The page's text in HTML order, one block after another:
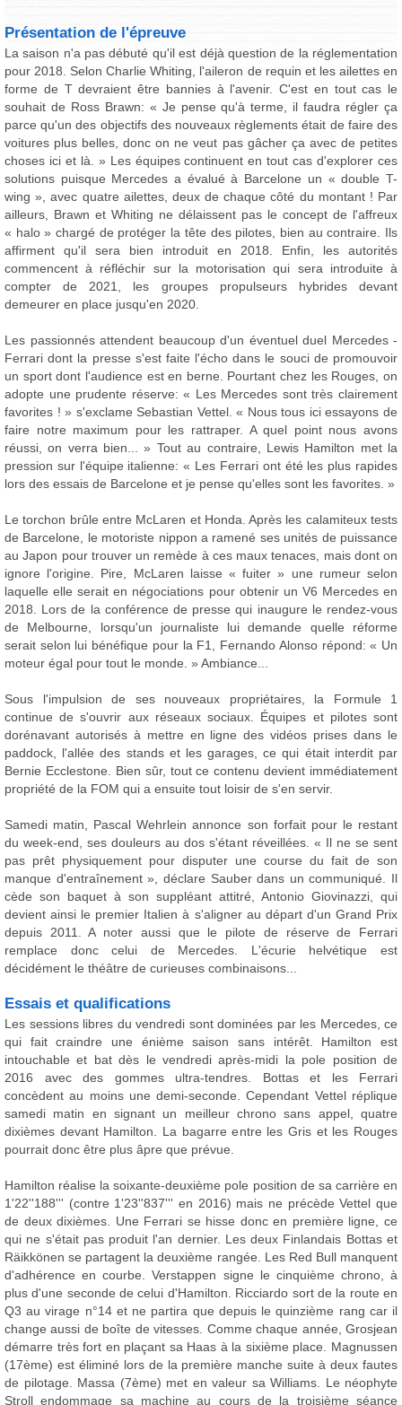
Présentation de l'épreuve
La saison n'a pas débuté qu'il est déjà question de la réglementation
pour 2018. Selon Charlie Whiting, l'aileron de requin et les ailettes en
forme de T devraient être bannies à l'avenir. C'est en tout cas le
souhait de Ross Brawn: « Je pense qu'à terme, il faudra régler ça
parce qu'un des objectifs des nouveaux règlements était de faire des
voitures plus belles, donc on ne veut pas gâcher ça avec de petites
choses ici et là. » Les équipes continuent en tout cas d'explorer ces
solutions puisque Mercedes a évalué à Barcelone un « double T-
wing », avec quatre ailettes, deux de chaque côté du montant ! Par
ailleurs, Brawn et Whiting ne délaissent pas le concept de l'affreux
« halo » chargé de protéger la tête des pilotes, bien au contraire. Ils
affirment qu'il sera bien introduit en 2018. Enfin, les autorités
commencent à réfléchir sur la motorisation qui sera introduite à
compter de 2021, les groupes propulseurs hybrides devant
demeurer en place jusqu'en 2020.
Les passionnés attendent beaucoup d'un éventuel duel Mercedes -
Ferrari dont la presse s'est faite l'écho dans le souci de promouvoir
un sport dont l'audience est en berne. Pourtant chez les Rouges, on
adopte une prudente réserve: « Les Mercedes sont très clairement
favorites ! » s'exclame Sebastian Vettel. « Nous tous ici essayons de
faire notre maximum pour les rattraper. A quel point nous avons
réussi, on verra bien... » Tout au contraire, Lewis Hamilton met la
pression sur l'équipe italienne: « Les Ferrari ont été les plus rapides
lors des essais de Barcelone et je pense qu'elles sont les favorites. »
Le torchon brûle entre McLaren et Honda. Après les calamiteux tests
de Barcelone, le motoriste nippon a ramené ses unités de puissance
au Japon pour trouver un remède à ces maux tenaces, mais dont on
ignore l'origine. Pire, McLaren laisse « fuiter » une rumeur selon
laquelle elle serait en négociations pour obtenir un V6 Mercedes en
2018. Lors de la conférence de presse qui inaugure le rendez-vous
de Melbourne, lorsqu'un journaliste lui demande quelle réforme
serait selon lui bénéfique pour la F1, Fernando Alonso répond: « Un
moteur égal pour tout le monde. » Ambiance...
Sous l'impulsion de ses nouveaux propriétaires, la Formule 1
continue de s'ouvrir aux réseaux sociaux. Équipes et pilotes sont
dorénavant autorisés à mettre en ligne des vidéos prises dans le
paddock, l'allée des stands et les garages, ce qui était interdit par
Bernie Ecclestone. Bien sûr, tout ce contenu devient immédiatement
propriété de la FOM qui a ensuite tout loisir de s'en servir.
Samedi matin, Pascal Wehrlein annonce son forfait pour le restant
du week-end, ses douleurs au dos s'étant réveillées. « Il ne se sent
pas prêt physiquement pour disputer une course du fait de son
manque d'entraînement », déclare Sauber dans un communiqué. Il
cède son baquet à son suppléant attitré, Antonio Giovinazzi, qui
devient ainsi le premier Italien à s'aligner au départ d'un Grand Prix
depuis 2011. A noter aussi que le pilote de réserve de Ferrari
remplace donc celui de Mercedes. L'écurie helvétique est
décidément le théâtre de curieuses combinaisons...
Essais et qualifications
Les sessions libres du vendredi sont dominées par les Mercedes, ce
qui fait craindre une énième saison sans intérêt. Hamilton est
intouchable et bat dès le vendredi après-midi la pole position de
2016 avec des gommes ultra-tendres. Bottas et les Ferrari
concèdent au moins une demi-seconde. Cependant Vettel réplique
samedi matin en signant un meilleur chrono sans appel, quatre
dixièmes devant Hamilton. La bagarre entre les Gris et les Rouges
pourrait donc être plus âpre que prévue.
Hamilton réalise la soixante-deuxième pole position de sa carrière en
1'22''188''' (contre 1'23''837''' en 2016) mais ne précède Vettel que
de deux dixièmes. Une Ferrari se hisse donc en première ligne, ce
qui ne s'était pas produit l'an dernier. Les deux Finlandais Bottas et
Räikkönen se partagent la deuxième rangée. Les Red Bull manquent
d'adhérence en courbe. Verstappen signe le cinquième chrono, à
plus d'une seconde de celui d'Hamilton. Ricciardo sort de la route en
Q3 au virage n°14 et ne partira que depuis le quinzième rang car il
change aussi de boîte de vitesses. Comme chaque année, Grosjean
démarre très fort en plaçant sa Haas à la sixième place. Magnussen
(17ème) est éliminé lors de la première manche suite à deux fautes
de pilotage. Massa (7ème) met en valeur sa Williams. Le néophyte
Stroll endommage sa machine au cours de la troisième séance